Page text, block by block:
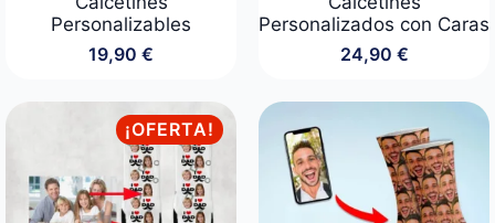
Personalizables
19,90 €
Personalizados con Caras
24,90 €
¡OFERTA!